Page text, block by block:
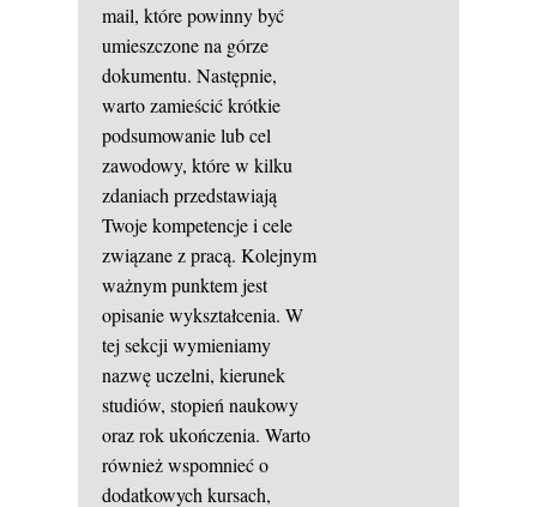
mail, które powinny być
umieszczone na górze
dokumentu. Następnie,
warto zamieścić krótkie
podsumowanie lub cel
zawodowy, które w kilku
zdaniach przedstawiają
Twoje kompetencje i cele
związane z pracą. Kolejnym
ważnym punktem jest
opisanie wykształcenia. W
tej sekcji wymieniamy
nazwę uczelni, kierunek
studiów, stopień naukowy
oraz rok ukończenia. Warto
również wspomnieć o
dodatkowych kursach,